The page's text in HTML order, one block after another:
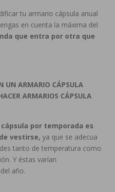
tu armario cápsula anual
en cuenta la máxima del
que entra por otra que
UN ARMARIO CÁPSULA
ARMARIOS CÁPSULA
por temporada es
vestirse, ya que se adecua
tanto de temperatura como
Y éstas varían
año.